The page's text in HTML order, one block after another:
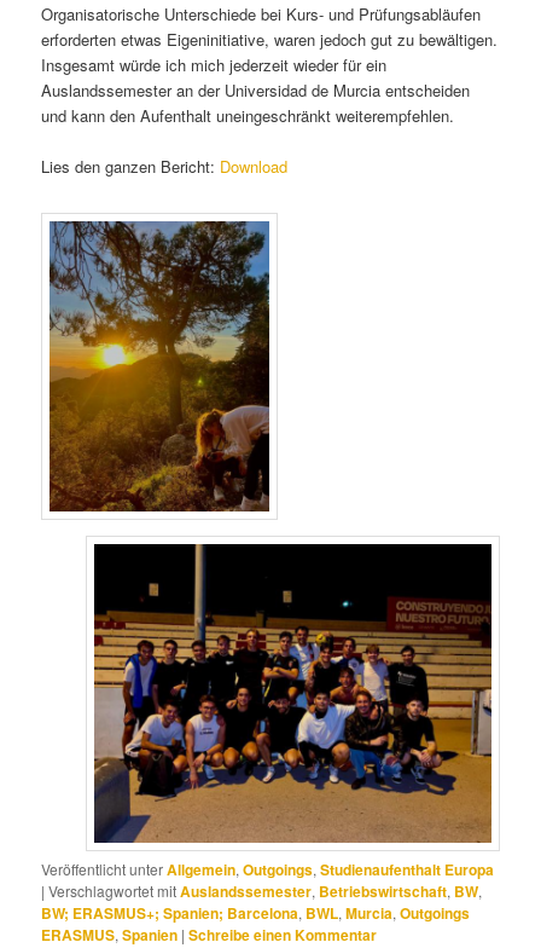
Organisatorische Unterschiede bei Kurs- und Prüfungsabläufen
erforderten etwas Eigeninitiative, waren jedoch gut zu bewältigen.
Insgesamt würde ich mich jederzeit wieder für ein
Auslandssemester an der Universidad de Murcia entscheiden
und kann den Aufenthalt uneingeschränkt weiterempfehlen.
Lies den ganzen Bericht: Download
Veröffentlicht unterAllgemein,Outgoings,Studienaufenthalt Europa
|Verschlagwortet mitAuslandssemester, Betriebswirtschaft, BW,
BW; ERASMUS+; Spanien; Barcelona, BWL,Murcia,Outgoings
ERASMUS,Spanien |Schreibe einen Kommentar